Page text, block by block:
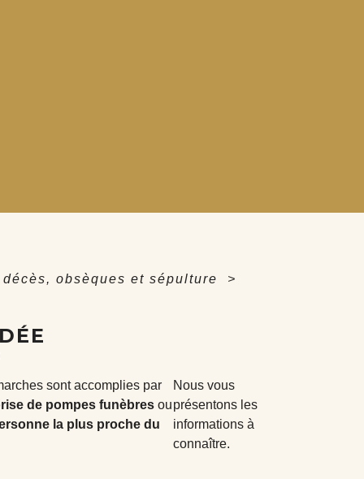
obsèques et sépulture
>
sont accomplies par
de pompes funèbres ou
la plus proche du
Nous vous
présentons les
informations à
connaître.